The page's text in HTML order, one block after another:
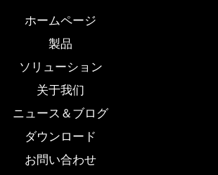
ホームページ
製品
ソリューション
关于我们
ニュース＆ブログ
ダウンロード
お問い合わせ